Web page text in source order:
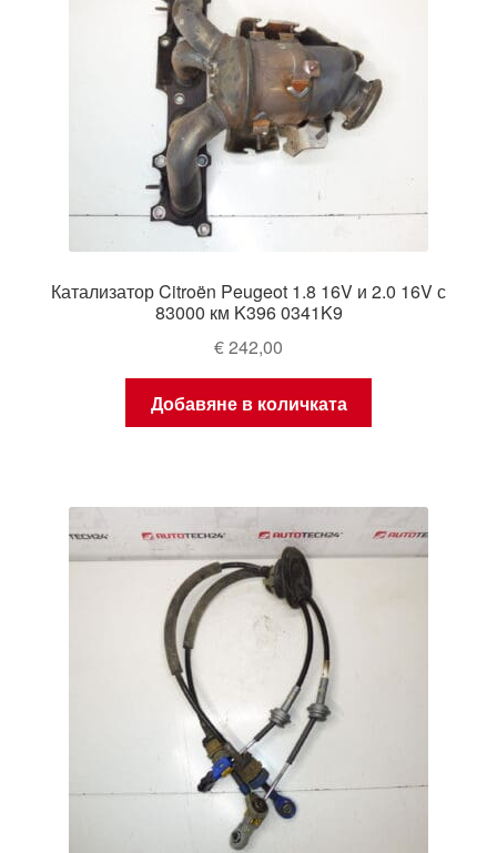
Катализатор Citroën Peugeot 1.8 16V и 2.0 16V с
83000 км K396 0341K9
€242,00
Добавяне в количката